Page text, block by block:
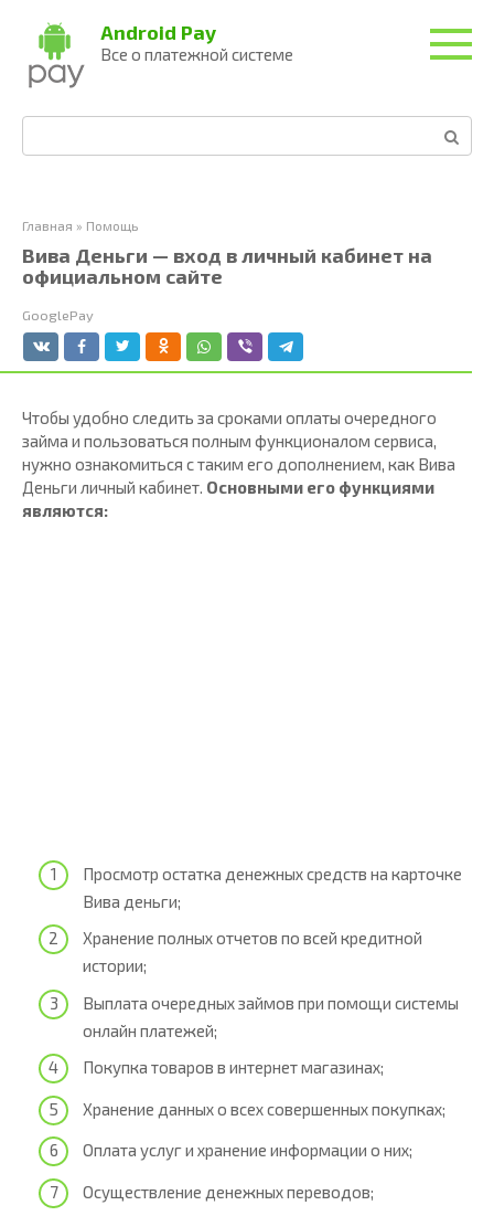
контенту
Android Pay
Все о платежной системе
Главная » Помощь
Вива Деньги — вход в личный кабинет на
официальном сайте
GooglePay
Чтобы удобно следить за сроками оплаты очередного
займа и пользоваться полным функционалом сервиса,
нужно ознакомиться с таким его дополнением, как Вива
Деньги личный кабинет. Основными его функциями
являются:
Просмотр остатка денежных средств на карточке
Вива деньги;
Хранение полных отчетов по всей кредитной
истории;
Выплата очередных займов при помощи системы
онлайн платежей;
Покупка товаров в интернет магазинах;
Хранение данных о всех совершенных покупках;
Оплата услуг и хранение информации о них;
Осуществление денежных переводов;